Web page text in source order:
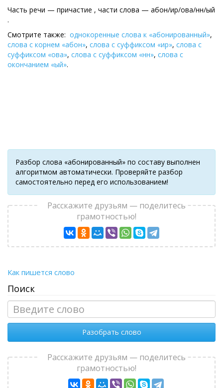
Часть речи — причастие , части слова — абон/ир/ова/нн/ый
.
Смотрите также: однокоренные слова к «абонированный»,
слова с корнем «абон», слова с суффиксом «ир», слова с
суффиксом «ова», слова с суффиксом «нн», слова с
окончанием «ый».
Разбор слова «абонированный» по составу выполнен
алгоритмом автоматически. Проверяйте разбор
самостоятельно перед его использованием!
Расскажите друзьям — поделитесь
грамотностью!
Как пишется слово
Поиск
Разобрать слово
Расскажите друзьям — поделитесь
грамотностью!